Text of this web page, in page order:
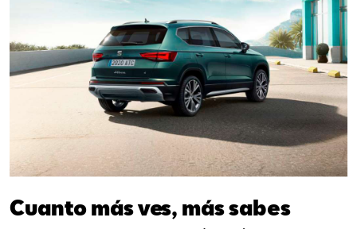
Cuanto más ves, más sabes